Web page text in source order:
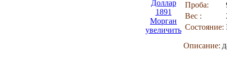
увеличить
Проба:
Вес :
Состояние:
Описание: